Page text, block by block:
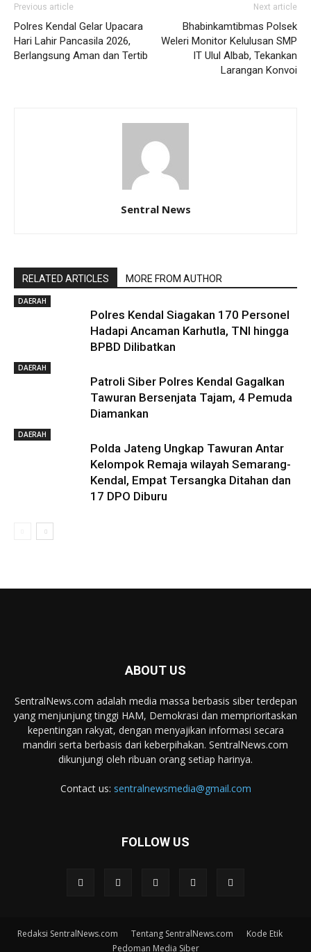
Previous article
Polres Kendal Gelar Upacara
Hari Lahir Pancasila 2026,
Berlangsung Aman dan Tertib
Next article
Bhabinkamtibmas Polsek
Weleri Monitor Kelulusan SMP
IT Ulul Albab, Tekankan
Larangan Konvoi
Sentral News
RELATED ARTICLES MORE FROM AUTHOR
DAERAH
Polres Kendal Siagakan 170 Personel
Hadapi Ancaman Karhutla, TNI hingga
BPBD Dilibatkan
DAERAH
Patroli Siber Polres Kendal Gagalkan
Tawuran Bersenjata Tajam, 4 Pemuda
Diamankan
DAERAH
Polda Jateng Ungkap Tawuran Antar
Kelompok Remaja wilayah Semarang-
Kendal, Empat Tersangka Ditahan dan
17 DPO Diburu
ABOUT US
SentralNews.com adalah media massa berbasis siber terdepan
yang menjunjung tinggi HAM, Demokrasi dan memprioritaskan
kepentingan rakyat, dengan menyajikan informasi secara
mandiri serta berbasis dari keberpihakan. SentralNews.com
dikunjungi oleh ribuan orang setiap harinya.
Contact us: sentralnewsmedia@gmail.com
FOLLOW US
Redaksi SentralNews.com Tentang SentralNews.com
Kode Etik
Pedoman Media Siber